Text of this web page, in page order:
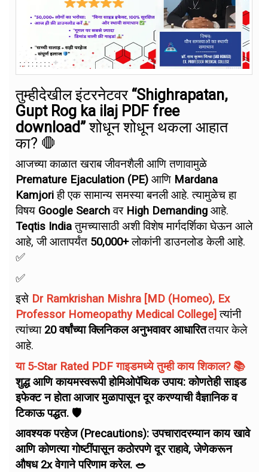
तुम्हीदेखील इंटरनेटवर “Shighrapatan,
Gupt Rog ka ilaj PDF free
download”शोधून शोधून थकला आहात
का? 🛑
आजच्या काळात खराब जीवनशैली आणि तणावामुळे
Premature Ejaculation (PE) आणि Mardana
Kamjoriही एक सामान्य समस्या बनली आहे. त्यामुळेच हा
विषय Google Searchवर High Demanding आहे.
Teqtis Indiaतुमच्यासाठी अशी विशेष मार्गदर्शिका घेऊन आले
आहे, जी आतापर्यंत 50,000+लोकांनी डाउनलोड केली आहे.
✅
✅
इसे Dr Ramkrishan Mishra [MD (Homeo), Ex
Professor Homeopathy Medical College]त्यांनी
त्यांच्या 20 वर्षांच्या क्लिनिकल अनुभवावर आधारिततयार केले
आहे.
या 5-Star Rated PDF गाइडमध्ये तुम्ही काय शिकाल? 📚
शुद्ध आणि कायमस्वरूपी होमिओपॅथिक उपाय: कोणतेही साइड
इफेक्ट न होता आजार मुळापासून दूर करण्याची वैज्ञानिक व
टिकाऊ पद्धत. 🛡️
आवश्यक परहेज (Precautions): उपचारादरम्यान काय खावे
आणि कोणत्या गोष्टींपासून कठोरपणे दूर राहावे, जेणेकरून
औषध 2x वेगाने परिणाम करेल. 🥗